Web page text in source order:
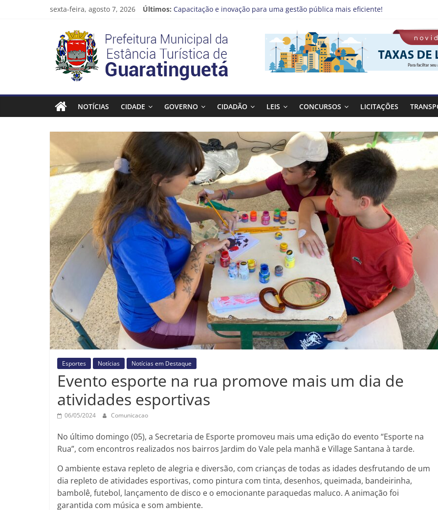
sexta-feira, agosto 7, 2026 Últimos: Capacitação e inovação para uma gestão pública mais eficiente!
Prefeitura de Guaratinguetá divulga novo cronograma dos editais da PNAB
Guaratinguetá realizará ação de vacinação contra a Febre Amarela na região da
Prefeitura
Estância
Turística
Guaratinguetá
Prefeitura
Estância
Turística
Guaratinguetá
NOTÍCIAS CIDADE GOVERNO CIDADÃO LEIS CONCURSOS LICITAÇÕES
Esportes Notícias Notícias em Destaque
Evento esporte na rua promove mais um dia de
atividades esportivas
06/05/2024 Comunicacao
No último domingo (05), a Secretaria de Esporte promoveu mais uma edição do evento “Esporte na
Rua”, com encontros realizados nos bairros Jardim do Vale pela manhã e Village Santana à tarde.
O ambiente estava repleto de alegria e diversão, com crianças de todas as idades desfrutando de um
dia repleto de atividades esportivas, como pintura com tinta, desenhos, queimada, bandeirinha,
bambolê, futebol, lançamento de disco e o emocionante paraquedas maluco. A animação foi
garantida com música e som ambiente.